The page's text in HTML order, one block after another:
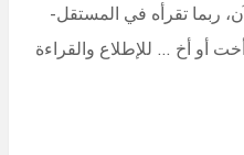
ربما تقرأه في المستقل-
أو أخ … للإطلاع والقراءة